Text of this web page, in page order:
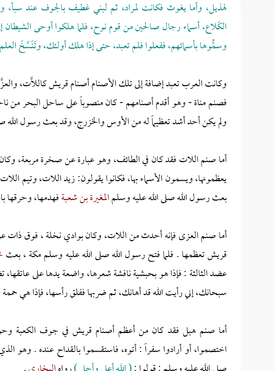
لهذيل، وأما يغوث فكانت لمراد، ثم لبني غطيف بالجوف عند
الكَلاع، أسماء رجال صالحين من قوم نوح، فلما هلكوا أوحى الشيطان
وسمُّوها بأسمائهم، ففعلوا فلم تعبد، حتى إذا هلك أولئك، وتَنَسَّخَ
وكانت العرب تعبد إضافة إلى تلك الأصنام أصنام قريش كاللاَّت،
فصنم مناة - وهو أقدم أصنامهم - كان منصوباً على ساحل البحر من
ولم يكن أحد أشد تعظيماً له من الأوس والخزرج، وقد بعث رسول الله
أما صنم اللات فقد كان في الطائف، وهو عبارة عن صخرة مربعة، وكان
يعظمونها، ويسمون الأسماء بها، فكانوا يقولون: زيد اللات، وتيم
بعث رسول الله صلى الله عليه وسلمالمغيرة بن شعبةفهدمها، وحرقها
أما صنم العزى فإنه أحدث من اللات، وكان بوادي نخلة ، فوق ذات
قريش تعظمها . فلما فتح رسول الله صلى الله عليه وسلم مكة ، بعث
عضد الثالثة : فإذا هو بحبشية نافشة شعرها، واضعة يدها على عاتقها،
سبحانك، إني رأيت الله قد أهانك، ثم ضربها ففلق رأسها، فإذا هي
أما صنم هبل فقد كان من أعظم أصنام قريش في جوف الكعبة
اختصموا، أو أرادوا سفراً : أتوه، فاستقسموا بالقداح عنده . وهو